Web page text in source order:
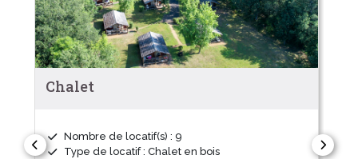
Chalet
Nombre de locatif(s) : 9
Type de locatif : Chalet en bois